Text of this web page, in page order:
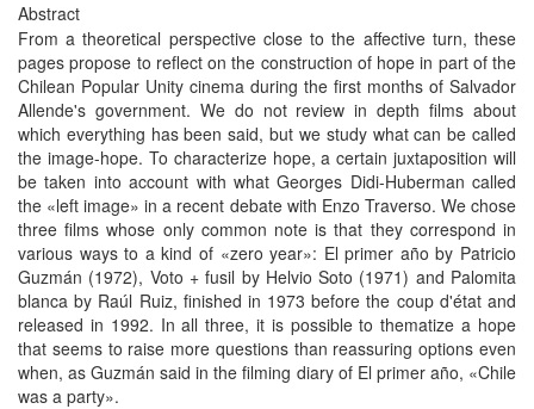
Abstract
From a theoretical perspective close to the affective turn, these
pages propose to reflect on the construction of hope in part of the
Chilean Popular Unity cinema during the first months of Salvador
Allende's government. We do not review in depth films about
which everything has been said, but we study what can be called
the image-hope. To characterize hope, a certain juxtaposition will
be taken into account with what Georges Didi-Huberman called
the «left image» in a recent debate with Enzo Traverso. We chose
three films whose only common note is that they correspond in
various ways to a kind of «zero year»: El primer año by Patricio
Guzmán (1972), Voto + fusil by Helvio Soto (1971) and Palomita
blanca by Raúl Ruiz, finished in 1973 before the coup d'état and
released in 1992. In all three, it is possible to thematize a hope
that seems to raise more questions than reassuring options even
when, as Guzmán said in the filming diary of El primer año, «Chile
was a party».